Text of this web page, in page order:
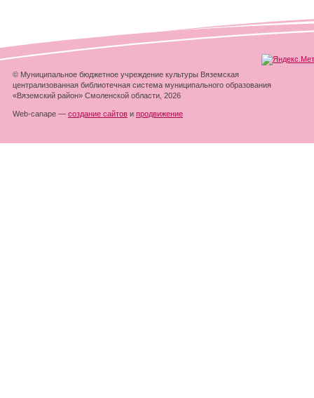
© Муниципальное бюджетное учреждение культуры Вяземская
централизованная библиотечная система муниципального образования
«Вяземский район» Смоленской области, 2026
Web-canape — создание сайтов и продвижение